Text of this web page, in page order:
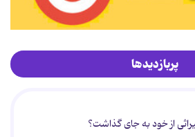
پربازدیدها